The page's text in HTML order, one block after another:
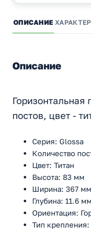
ОПИСАНИЕ
Описание
Горизонтальная
постов, цвет -
Серия: Glossa
Количество
Цвет: Титан
Высота: 83 мм
Ширина: 367 мм
Глубина: 11.6 мм
Ориентация:
Тип